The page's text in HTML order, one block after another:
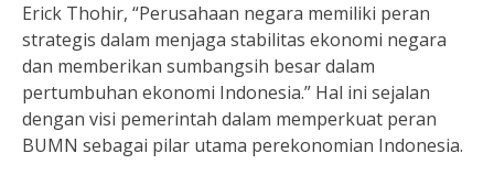
Erick Thohir, “Perusahaan negara memiliki peran
strategis dalam menjaga stabilitas ekonomi negara
dan memberikan sumbangsih besar dalam
pertumbuhan ekonomi Indonesia.” Hal ini sejalan
dengan visi pemerintah dalam memperkuat peran
BUMN sebagai pilar utama perekonomian Indonesia.